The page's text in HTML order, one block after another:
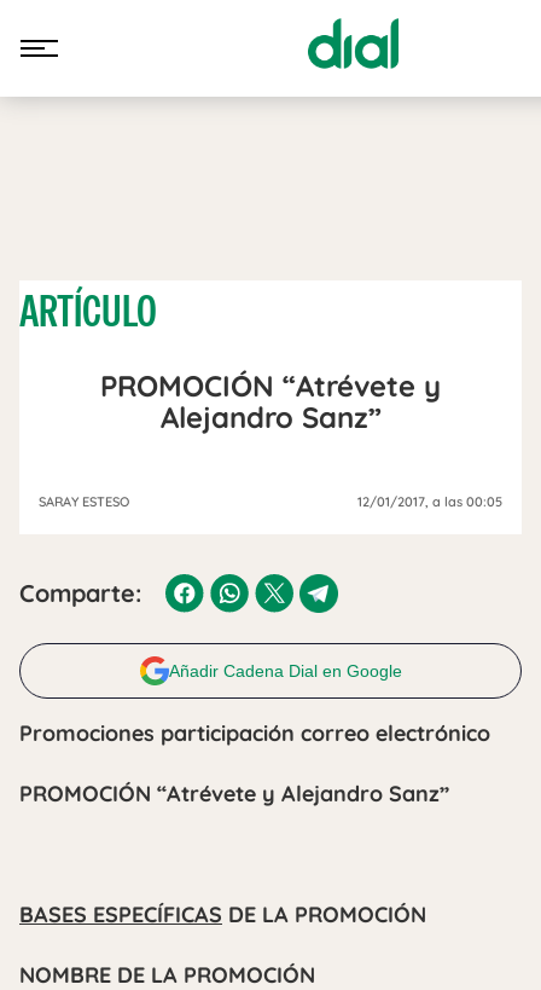
ARTÍCULO
PROMOCIÓN “Atrévete y
Alejandro Sanz”
SARAY ESTESO 12/01/2017, a las 00:05
Comparte:
Añadir Cadena Dial en Google
Promociones participación correo electrónico
PROMOCIÓN “Atrévete y Alejandro Sanz”
BASES ESPECÍFICAS DE LA PROMOCIÓN
NOMBRE DE LA PROMOCIÓN